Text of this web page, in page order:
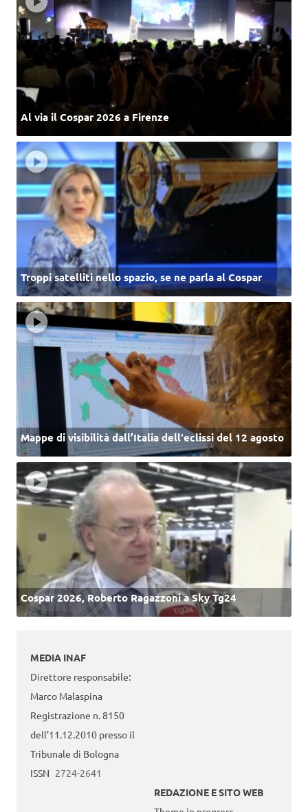
Al via il Cospar 2026 a Firenze
Troppi satelliti nello spazio, se ne parla al Cospar
Mappe di visibilità dall’Italia dell'eclissi del 12 agosto
Cospar 2026, Roberto Ragazzoni a Sky Tg24
MEDIA INAF
Direttore responsabile:
Marco Malaspina
Registrazione n. 8150
dell’11.12.2010 presso il
Tribunale di Bologna
ISSN 2724-2641
REDAZIONE E SITO WEB